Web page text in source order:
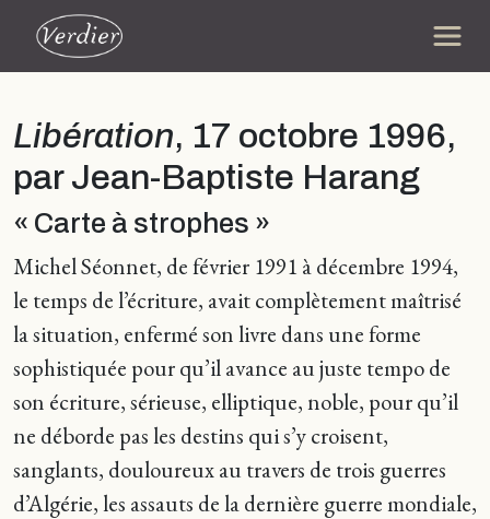
Libération, 17 octobre 1996,
par Jean-Baptiste Harang
« Carte à strophes »
Michel Séonnet, de février 1991 à décembre 1994,
le temps de l’écriture, avait complètement maîtrisé
la situation, enfermé son livre dans une forme
sophistiquée pour qu’il avance au juste tempo de
son écriture, sérieuse, elliptique, noble, pour qu’il
ne déborde pas les destins qui s’y croisent,
sanglants, douloureux au travers de trois guerres
d’Algérie, les assauts de la dernière guerre mondiale,